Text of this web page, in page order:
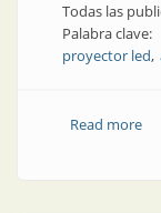
Todas las
Palabra clave:
proyector led
Read more